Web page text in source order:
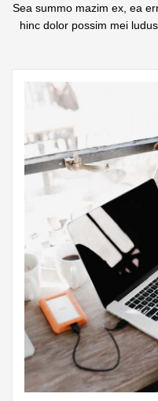
Sea summo mazim ex, ea
hinc dolor possim mei